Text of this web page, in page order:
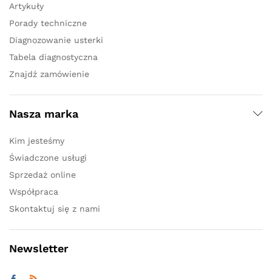
Artykuły
Porady techniczne
Diagnozowanie usterki
Tabela diagnostyczna
Znajdź zamówienie
Nasza marka
Kim jesteśmy
Świadczone usługi
Sprzedaż online
Współpraca
Skontaktuj się z nami
Newsletter